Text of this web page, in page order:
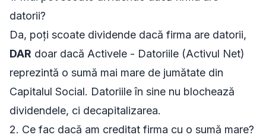
datorii?
Da, poți scoate dividende dacă firma are datorii,
DAR doar dacă Activele - Datoriile (Activul Net)
reprezintă o sumă mai mare de jumătate din
Capitalul Social. Datoriile în sine nu blochează
dividendele, ci decapitalizarea.
2. Ce fac dacă am creditat firma cu o sumă mare?